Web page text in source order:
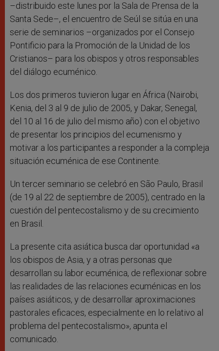
–distribuido este lunes por la Sala de Prensa de la
Santa Sede–, el encuentro de Seúl se sitúa en una
serie de seminarios –organizados por el Consejo
Pontificio para la Promoción de la Unidad de los
Cristianos– para los obispos y otros responsables
del diálogo ecuménico.
Los dos primeros tuvieron lugar en África (Nairobi,
Kenia, del 3 al 9 de julio de 2005, y Dakar, Senegal,
del 10 al 16 de julio del mismo año) con el objetivo
de presentar los principios del ecumenismo y
motivar a los participantes a responder a la compleja
situación ecuménica de ese Continente.
Un tercer seminario se celebró en São Paulo, Brasil
(de 19 al 22 de septiembre de 2005), centrado en la
cuestión del pentecostalismo y de su crecimiento
en Brasil.
La presente cita asiática busca dar oportunidad «a
los obispos de Asia, y a otras personas que
desarrollan su labor ecuménica, de reflexionar sobre
las realidades de las relaciones ecuménicas en los
países asiáticos, y de desarrollar aproximaciones
pastorales eficaces, especialmente en lo relativo al
problema del pentecostalismo», apunta el
comunicado.